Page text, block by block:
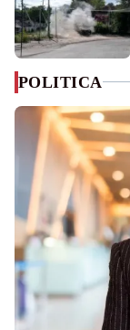
POLITICA